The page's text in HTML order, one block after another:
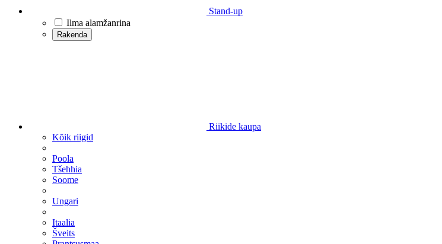
Stand-up
Ilma alamžanrina
Rakenda
Riikide kaupa
Kõik riigid
Poola
Tšehhia
Soome
Ungari
Itaalia
Šveits